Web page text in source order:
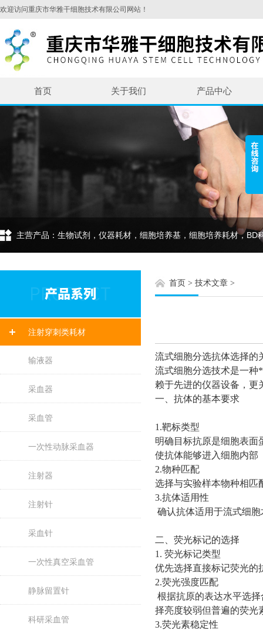
欢迎访问重庆市华雅干细胞技术有限公司网站！
首页 关于我们 产品中心
主营产品：生物试剂，仪器耗材，细胞培养基，细胞培养耗材，BD
注射穿刺类耗材
输液器
采血器
采血管
一次性动脉采血器
注射器
注射针
采血针
一次性真空采血管
静脉留置针
科研采血管
首页 > 技术文章 >
流式细胞分选抗体选择的
流式细胞分选技术是一种
赖于先进的仪器设备，更
一、抗体的基本要求
1.靶标类型
明确目标抗原是细胞表面
使抗体能够进入细胞内部
2.物种匹配
选择与实验样本物种相匹
3.抗体适用性
确认抗体适用于流式细
二、荧光标记的选择
1. 荧光标记类型
优先选择直接标记荧光的
2.荧光强度匹配
根据抗原的表达水平选
择亮度较弱但普遍的荧光
3.荧光素稳定性